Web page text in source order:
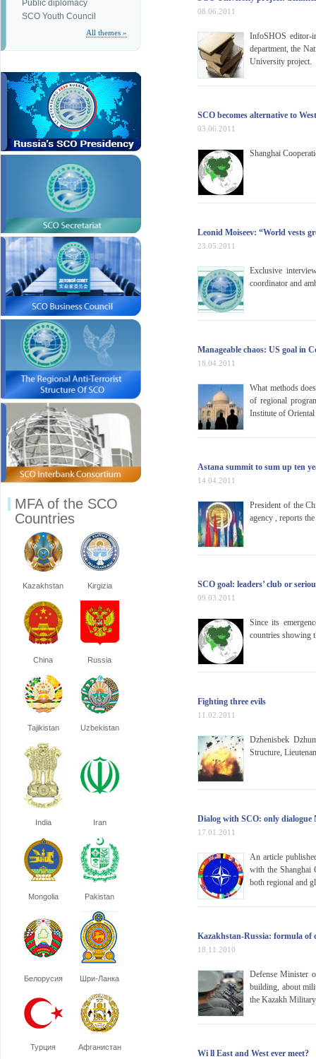
Public diplomacy
SCO Youth Council
All themes »
MFA of the SCO
Countries
Kazakhstan Kirgizia
China Russia
Tajikistan Uzbekistan
India Iran
Mongolia Pakistan
Белорусия Шри-Ланка
Турция Афганистан
08.06.2011
InfoSHOS editor-
department, the
University project.
SCO becomes alternative to
03.06.2011
Shanghai
Leonid Moiseev: “World vests
23.05.2011
Exclusive
coordinator and
Manageable chaos: US goal in
18.04.2011
What methods
of regional
Institute of Oriental
Astana summit to sum up ten
14.04.2011
President of the
agency , reports
SCO goal: leaders’ club or
09.03.2011
Since its
countries showing
Fighting three evils
11.02.2011
Dzhenisbek
Structure,
Dialog with SCO: only dialogue
17.01.2011
An article
with the Shanghai
both regional and
Kazakhstan-Russia: formula of
18.11.2010
Defense Minister
building, about
the Kazakh Military
Wi ll East and West ever meet?